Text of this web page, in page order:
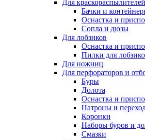
Для краскораспылителей
Бачки и
Оснастка и
Сопла и дюзы
Для лобзиков
Оснастка и
Пилки для
Для ножниц
Для перфораторов и
Буры
Долота
Оснастка и
Патроны и
Коронки
Наборы буров и
Смазки